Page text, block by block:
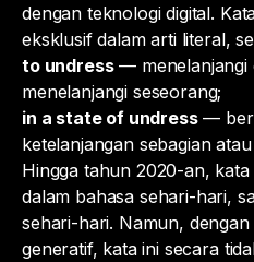
dengan teknologi digital.
eksklusif dalam arti literal,
to undress— menelanjangi
menelanjangi seseorang;
in a state of undress—
ketelanjangan sebagian
Hingga tahun 2020-an,
dalam bahasa sehari-hari,
sehari-hari. Namun,
generatif, kata ini secara